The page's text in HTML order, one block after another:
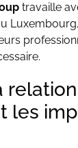
travaille
les